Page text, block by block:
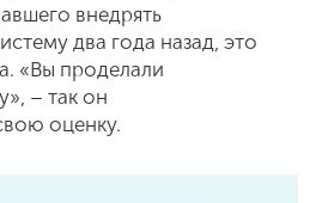
внедрять
два года назад, это
«Вы проделали
– так он
оценку.